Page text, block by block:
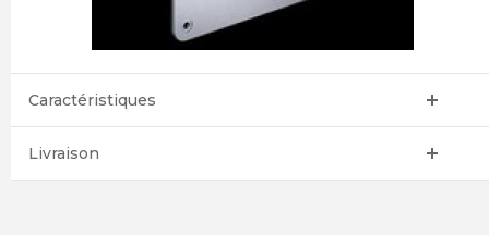
Caractéristiques
Livraison